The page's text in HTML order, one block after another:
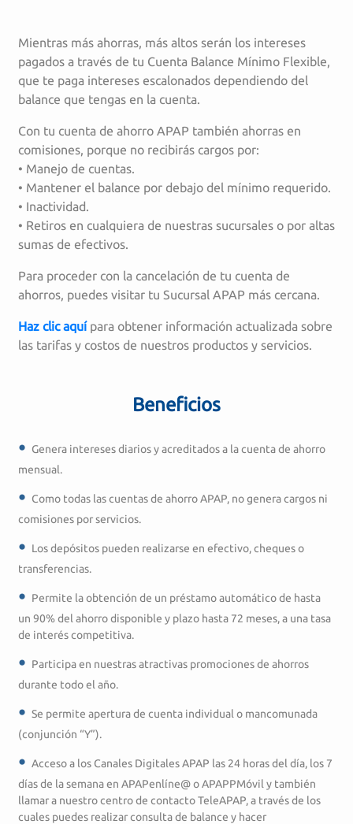
Mientras más ahorras, más altos serán los intereses
pagados a través de tu Cuenta Balance Mínimo Flexible,
que te paga intereses escalonados dependiendo del
balance que tengas en la cuenta.
Con tu cuenta de ahorro APAP también ahorras en
comisiones, porque no recibirás cargos por:
• Manejo de cuentas.
• Mantener el balance por debajo del mínimo requerido.
• Inactividad.
• Retiros en cualquiera de nuestras sucursales o por altas
sumas de efectivos.
Para proceder con la cancelación de tu cuenta de
ahorros, puedes visitar tu Sucursal APAP más cercana.
Haz clic aquípara obtener información actualizada sobre
las tarifas y costos de nuestros productos y servicios.
Beneficios
Genera intereses diarios y acreditados a la cuenta de ahorro
mensual.
Como todas las cuentas de ahorro APAP, no genera cargos ni
comisiones por servicios.
Los depósitos pueden realizarse en efectivo, cheques o
transferencias.
Permite la obtención de un préstamo automático de hasta
un 90% del ahorro disponible y plazo hasta 72 meses, a una tasa
de interés competitiva.
Participa en nuestras atractivas promociones de ahorros
durante todo el año.
Se permite apertura de cuenta individual o mancomunada
(conjunción “Y”).
Acceso a los Canales Digitales APAP las 24 horas del día, los 7
días de la semana en APAPenlíne@ o APAPPMóvil y también
llamar a nuestro centro de contacto TeleAPAP, a través de los
cuales puedes realizar consulta de balance y hacer